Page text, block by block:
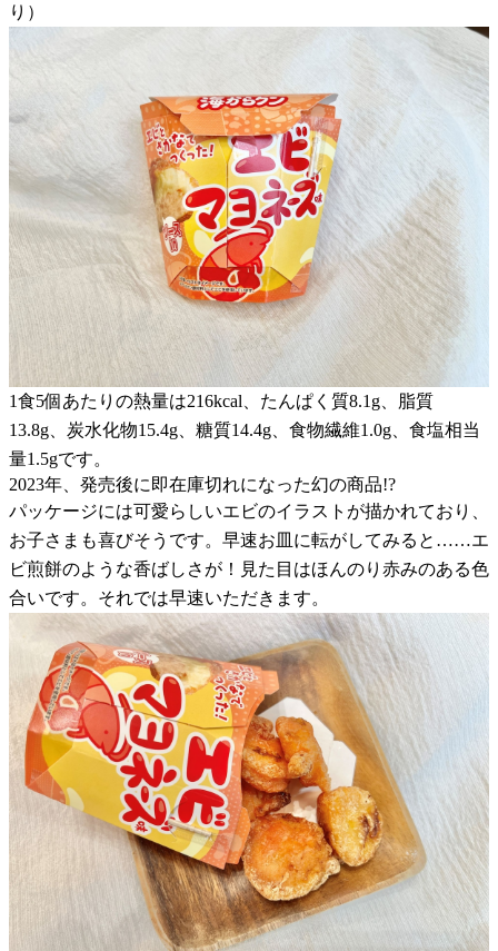
り）
1食5個あたりの熱量は216kcal、たんぱく質8.1g、脂質
13.8g、炭水化物15.4g、糖質14.4g、食物繊維1.0g、食塩相当
量1.5gです。
2023年、発売後に即在庫切れになった幻の商品!?
パッケージには可愛らしいエビのイラストが描かれており、
お子さまも喜びそうです。早速お皿に転がしてみると……エ
ビ煎餅のような香ばしさが！見た目はほんのり赤みのある色
合いです。それでは早速いただきます。